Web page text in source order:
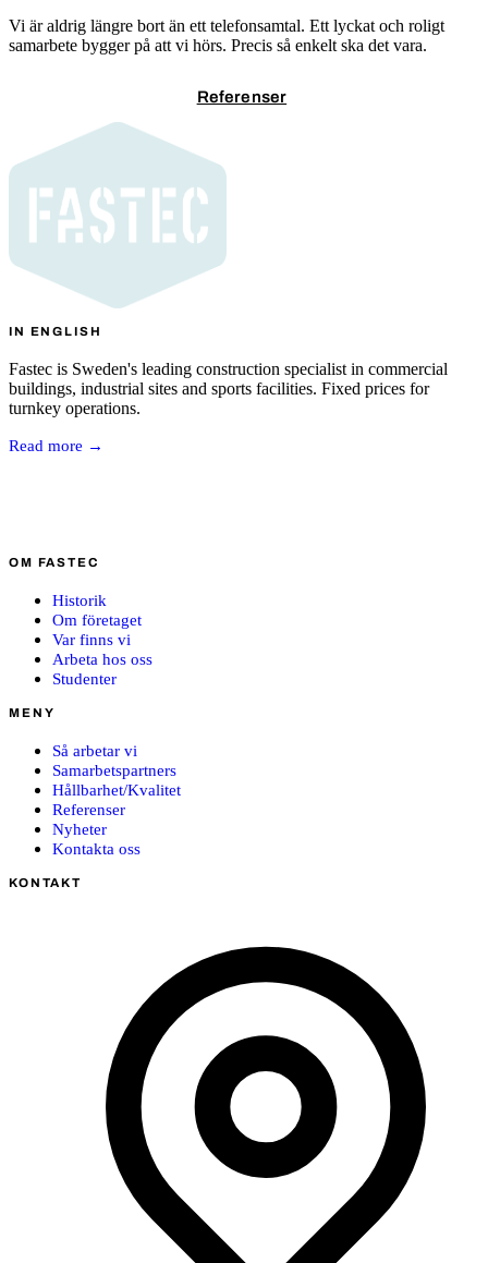
Vi är aldrig längre bort än ett telefonsamtal. Ett lyckat och roligt
samarbete bygger på att vi hörs. Precis så enkelt ska det vara.
Referenser
IN ENGLISH
Fastec is Sweden's leading construction specialist in commercial
buildings, industrial sites and sports facilities. Fixed prices for
turnkey operations.
Read more →
OM FASTEC
Historik
Om företaget
Var finns vi
Arbeta hos oss
Studenter
MENY
Så arbetar vi
Samarbetspartners
Hållbarhet/Kvalitet
Referenser
Nyheter
Kontakta oss
KONTAKT